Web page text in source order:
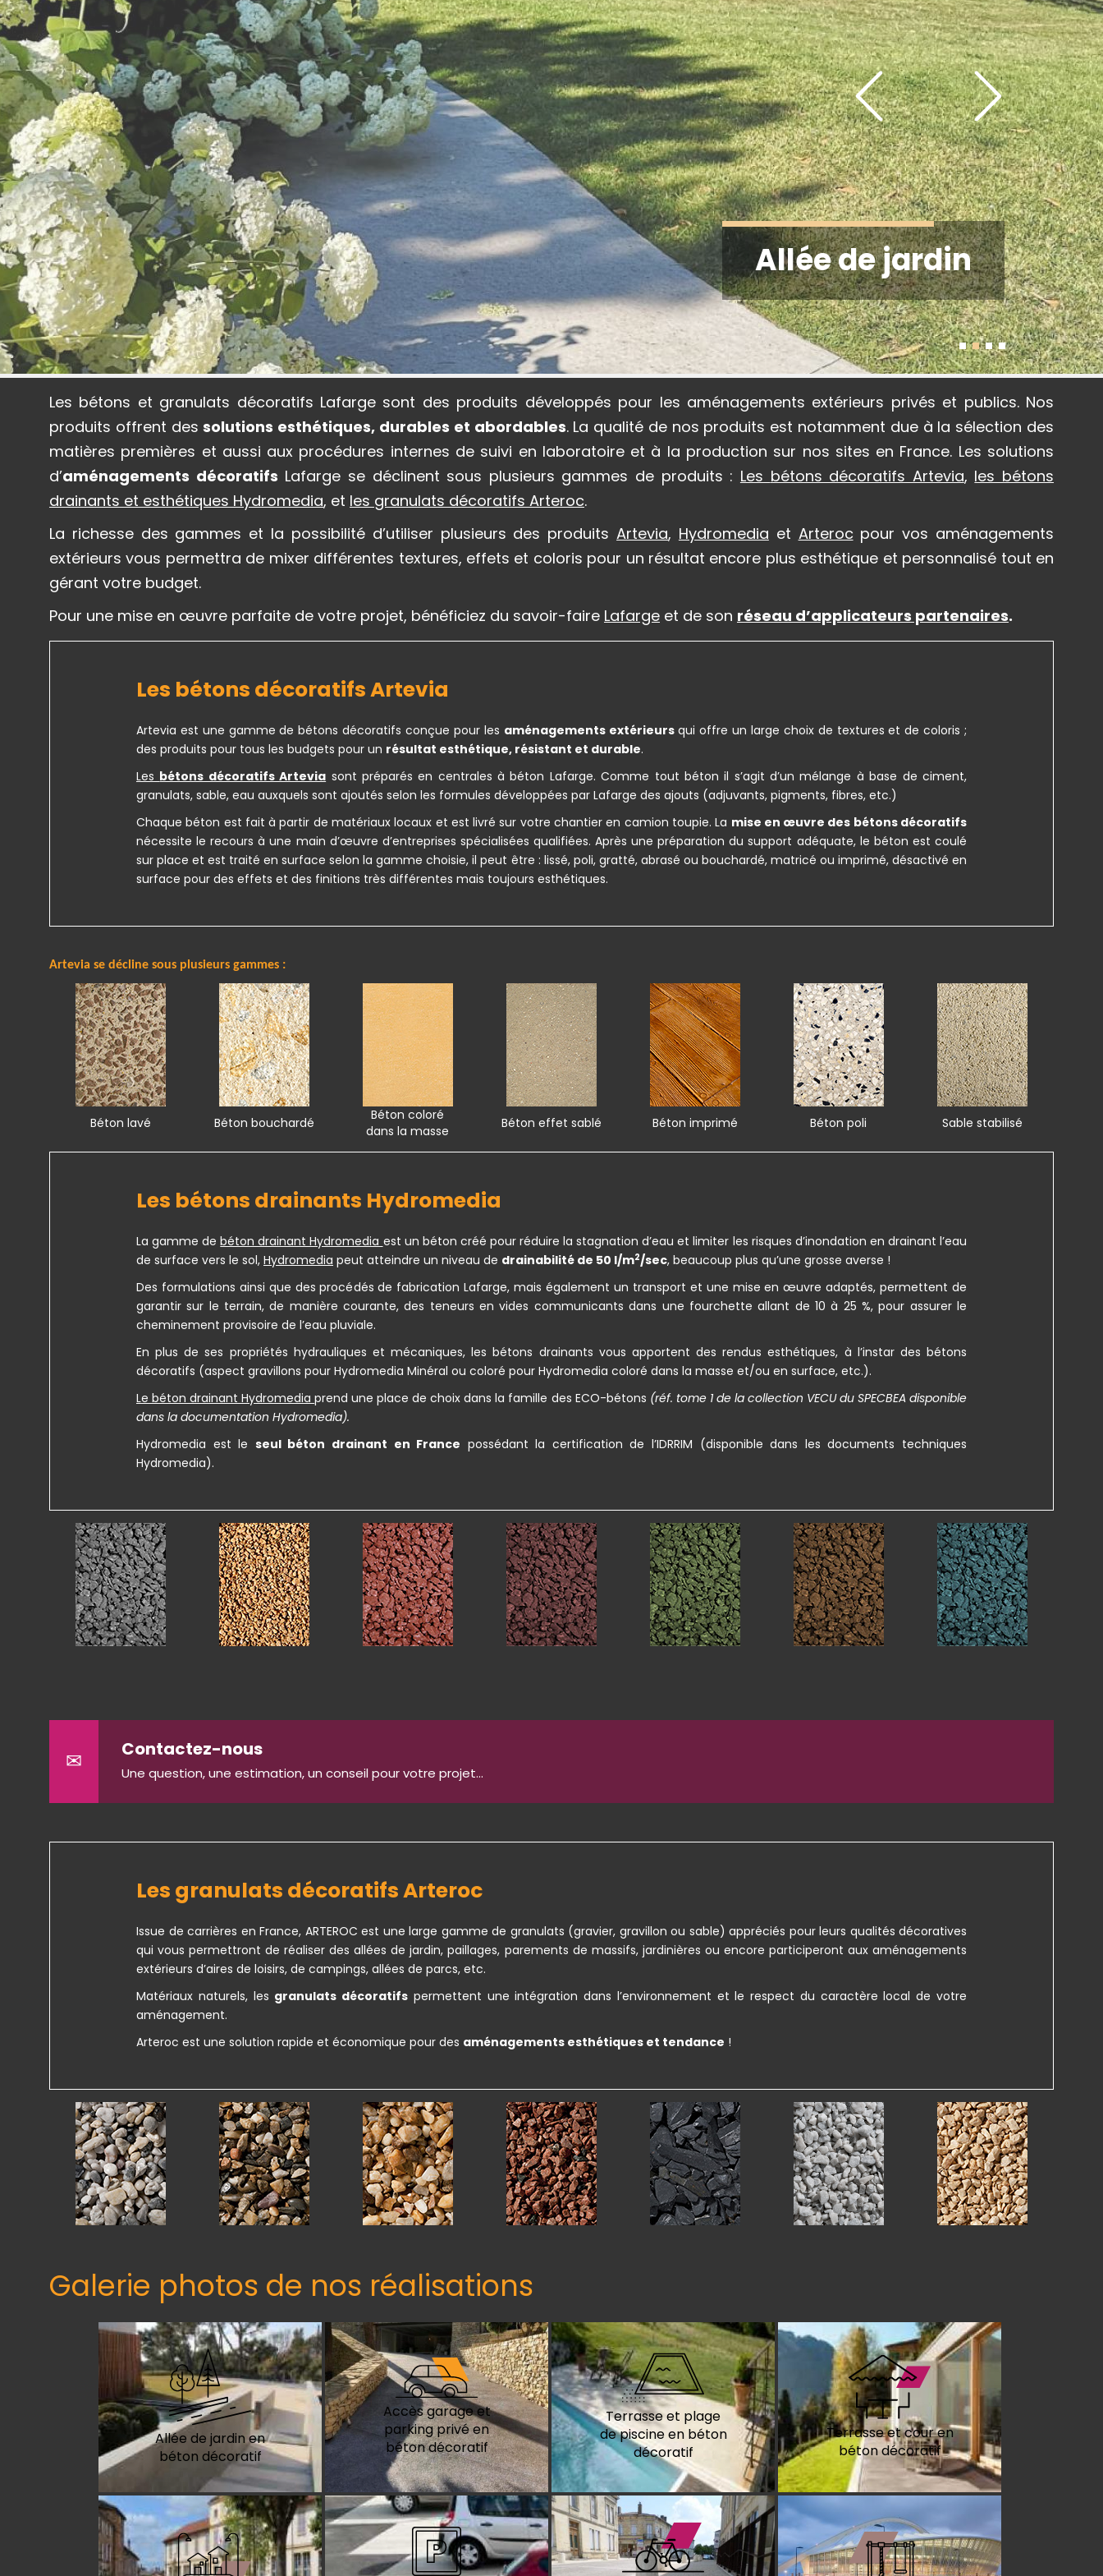
Allée de jardin
Les bétons et granulats décoratifs Lafarge sont des produits développés pour les aménagements extérieurs privés et publics. Nos
produits offrent dessolutions esthétiques, durables et abordables. La qualité de nos produits est notamment due à la sélection des
matières premières et aussi aux procédures internes de suivi en laboratoire et à la production sur nos sites en France. Les solutions
d’aménagements décoratifs Lafarge se déclinent sous plusieurs gammes de produits : Les bétons décoratifs Artevia, les bétons
drainants et esthétiques Hydromedia, et les granulats décoratifs Arteroc.
La richesse des gammes et la possibilité d’utiliser plusieurs des produitsArtevia, Hydromedia et Arteroc pour vos aménagements
extérieurs vous permettra de mixer différentes textures, effets et coloris pour un résultat encore plus esthétique et personnalisé tout en
gérant votre budget.
Pour une mise en œuvre parfaite de votre projet, bénéficiez du savoir-faire Lafarge et de son réseau d’applicateurs partenaires.
Les bétons décoratifsArtevia
Artevia est une gamme de bétons décoratifs conçue pour les aménagements extérieursqui offre un large choix de textures et de coloris ;
des produits pour tous les budgets pour un résultat esthétique, résistant et durable.
Les bétons décoratifs Artevia sont préparés en centrales à béton Lafarge. Comme tout béton il s’agit d’un mélange à base de ciment,
granulats, sable, eau auxquels sont ajoutés selon les formules développées par Lafarge des ajouts (adjuvants, pigments, fibres, etc.)
Chaque béton est fait à partir de matériaux locaux et est livré sur votre chantier en camion toupie. La mise en œuvre des bétons décoratifs
nécessite le recours à une main d’œuvre d’entreprises spécialisées qualifiées. Après une préparation du support adéquate, le béton est coulé
sur place et est traité en surface selon la gamme choisie, il peut être : lissé, poli, gratté, abrasé ou bouchardé, matricé ou imprimé, désactivé en
surface pour des effets et des finitions très différentes mais toujours esthétiques.
Artevia se décline sous plusieurs gammes :
Béton lavé Béton bouchardé
Béton coloré
dans la masse
Béton effet sablé Béton imprimé Béton poli Sable stabilisé
Les bétons drainants Hydromedia
La gamme debéton drainant Hydromedia est un béton créé pour réduire la stagnation d’eau et limiter les risques d’inondation en drainant l’eau
de surface vers le sol, Hydromedia peut atteindre un niveau de drainabilité de 50 l/m2/sec, beaucoup plus qu’une grosse averse !
Des formulations ainsi que des procédés de fabrication Lafarge, mais également un transport et une mise en œuvre adaptés, permettent de
garantir sur le terrain, de manière courante, des teneurs en vides communicants dans une fourchette allant de 10 à 25 %, pour assurer le
cheminement provisoire de l’eau pluviale.
En plus de ses propriétés hydrauliques et mécaniques, les bétons drainants vous apportent des rendus esthétiques, à l’instar des bétons
décoratifs (aspect gravillons pour Hydromedia Minéral ou coloré pour Hydromedia coloré dans la masse et/ou en surface, etc.).
Le béton drainant Hydromediaprend une place de choix dans la famille des ECO-bétons (réf. tome 1 de la collection VECU du SPECBEA disponible
dans la documentation Hydromedia).
Hydromedia est le seul béton drainant en France possédant la certification de l’IDRRIM (disponible dans les documents techniques
Hydromedia).
✉ Contactez-nous
Une question, une estimation, un conseil pour votre projet...
Les granulats décoratifsArteroc
Issue de carrières en France, ARTEROC est une large gamme de granulats (gravier, gravillon ou sable) appréciés pour leurs qualités décoratives
qui vous permettront de réaliser des allées de jardin, paillages, parements de massifs, jardinières ou encore participeront aux aménagements
extérieurs d’aires de loisirs, de campings, allées de parcs, etc.
Matériaux naturels, les granulats décoratifs permettent une intégration dans l’environnement et le respect du caractère local de votre
aménagement.
Arteroc est une solution rapide et économique pour des aménagements esthétiques et tendance !
Galerie photos de nos réalisations
Allée de jardin en
béton décoratif
Accès garage et
parking privé en
béton décoratif
Terrasse et plage
de piscine en béton
décoratif
Terrasse et cour en
béton décoratif